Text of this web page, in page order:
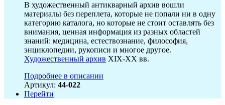
В художественный антикварный архив вошли
материалы без переплета, которые не попали ни в одну
категорию каталога, но которые не стоит оставлять без
внимания, ценная информация из разных областей
знаний: медицина, естествознание, философия,
энциклопедии, рукописи и многое другое.
Художественный архив XIX-XX вв.
Подробнее в описании
Артикул: 44-022
Перейти